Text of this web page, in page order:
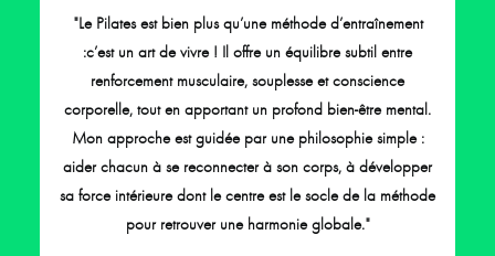
"Le Pilates est bien plus qu’une méthode d’entraînement
:c’est un art de vivre ! Il offre un équilibre subtil entre
renforcement musculaire, souplesse et conscience
corporelle, tout en apportant un profond bien-être mental.
Mon approche est guidée par une philosophie simple :
aider chacun à se reconnecter à son corps, à développer
sa force intérieure dont le centre est le socle de la méthode
pour retrouver une harmonie globale."